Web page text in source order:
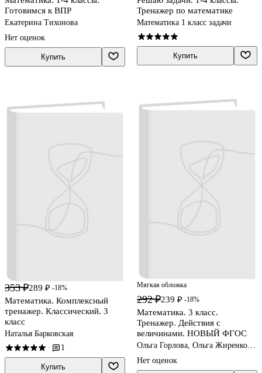
Готовимся к ВПР
Екатерина Тихонова
Нет оценок
Купить
Тренажер по математике
Математика 1 класс задачи
Купить
353 ₽289 ₽ -18%
Математика. Комплексный
тренажер. Классический. 3
класс
Наталья Барковская
· 1
Купить
Мягкая обложка
292 ₽239 ₽ -18%
Математика. 3 класс.
Тренажер. Действия с
величинами. НОВЫЙ ФГОС
Ольга Горлова, Ольга Жиренко,
Нет оценок